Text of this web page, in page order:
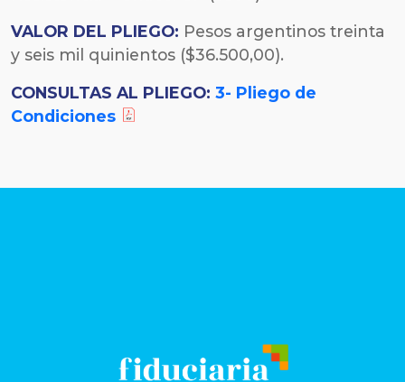
VALOR DEL PLIEGO: Pesos argentinos treinta
y seis mil quinientos ($36.500,00).
CONSULTAS AL PLIEGO: 3- Pliego de
Condiciones